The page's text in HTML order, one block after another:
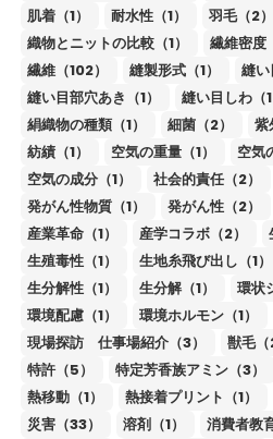
肌着（1）
耐水性（1） 羽毛（2）
織物とニットの比較（1）
繊維密度
繊維（102）
縫製形式（1）
縫い
縫い目部穴あき（1）
縫い目しわ（1
絹織物の種類（1）
細菌（2）
紫
紡績（1）
空気の重量（1）
空気
空気の成分（1）
社会的責任（2）
発がん性物質（1）
発がん性（2）
産業革命（1）
産学コラボ（2）
生殖毒性（1）
生地糸飛び出し（1）
生分解性（1）
生分解（1）
環状
環境配慮（1）
環境ホルモン（1）
現場探訪 仕事場紹介（3）
獣毛（
特許（5）
特定芳香族アミン（3）
熱移動（1）
熱接着プリント（1）
災害（33）
溶剤（1） 消費者教